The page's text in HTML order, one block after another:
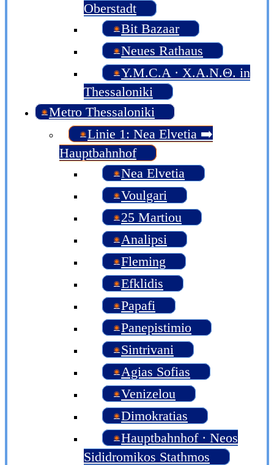
Oberstadt
Bit Bazaar
Neues Rathaus
Y.M.C.A · Χ.Α.Ν.Θ. in
Thessaloniki
Metro Thessaloniki
Linie 1: Nea Elvetia ➡️
Hauptbahnhof
Nea Elvetia
Voulgari
25 Martiou
Analipsi
Fleming
Efklidis
Papafi
Panepistimio
Sintrivani
Agias Sofias
Venizelou
Dimokratias
Hauptbahnhof · Neos
Sididromikos Stathmos